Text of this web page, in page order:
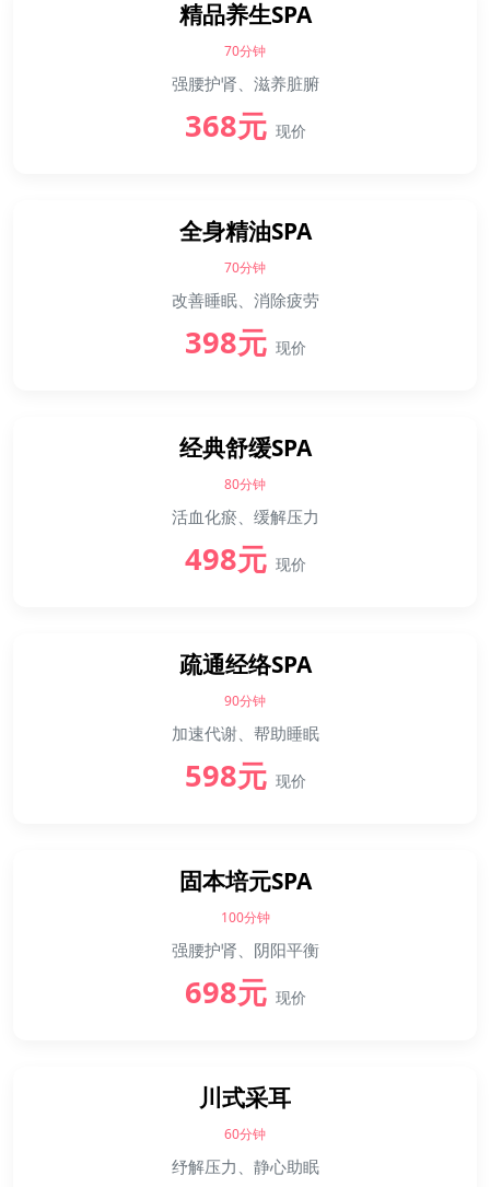
精品养生SPA
70分钟
强腰护肾、滋养脏腑
368元 现价
全身精油SPA
70分钟
改善睡眠、消除疲劳
398元 现价
经典舒缓SPA
80分钟
活血化瘀、缓解压力
498元 现价
疏通经络SPA
90分钟
加速代谢、帮助睡眠
598元 现价
固本培元SPA
100分钟
强腰护肾、阴阳平衡
698元 现价
川式采耳
60分钟
纾解压力、静心助眠